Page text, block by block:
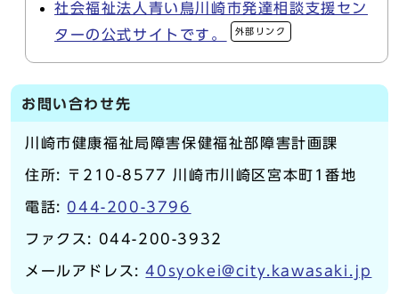
社会福祉法人青い鳥川崎市発達相談支援セン
ターの公式サイトです。
外部リンク
お問い合わせ先
川崎市健康福祉局障害保健福祉部障害計画課
住所: 〒210-8577 川崎市川崎区宮本町1番地
電話: 044-200-3796
ファクス: 044-200-3932
メールアドレス:40syokei@city.kawasaki.jp